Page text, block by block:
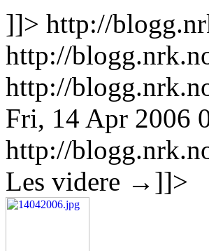
]]> http://
http://
http://
Fri, 14 Apr 2006
http://
Les videre → ]]>